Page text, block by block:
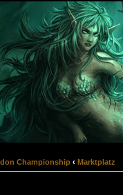
Championship ‹ Marktplatz